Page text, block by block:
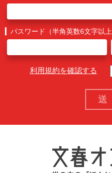
パスワード（半角英数6文字以上
利用規約を確認する